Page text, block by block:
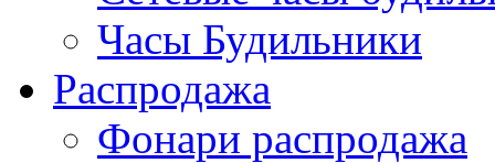
Часы Будильники
Распродажа
Фонари распродажа